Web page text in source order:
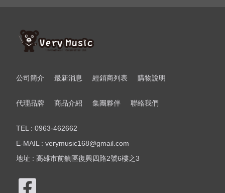
公司簡介 最新消息 經銷商列表 購物說明
代理品牌 商品介紹 集團夥伴 聯絡我們
TEL : 0963-462662
E-MAIL : verymusic168@gmail.com
地址 : 高雄市前鎮區復興四路2號6樓之3